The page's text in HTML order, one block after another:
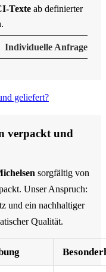
Texte ab definierter
Individuelle Anfrage
geliefert?
verpackt und
sorgfältig von
Unser Anspruch:
und ein nachhaltiger
Qualität.